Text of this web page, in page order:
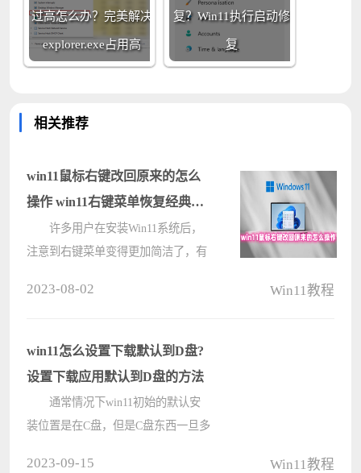
过高怎么办？完美解决
explorer.exe占用高
复？Win11执行启动修
复
相关推荐
win11鼠标右键改回原来的怎么
操作 win11右键菜单恢复经典样
式的方法
许多用户在安装Win11系统后，
注意到右键菜单变得更加简洁了，有
子。那么，win11鼠标右键改回原来
的怎么????
2023-08-02 Win11教程
win11怎么设置下载默认到D盘?
设置下载应用默认到D盘的方法
通常情况下win11初始的默认安
装位置是在C盘，但是C盘东西一旦多
2023-09-15 Win11教程